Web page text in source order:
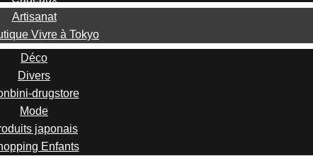
Artisanat
Vivre à Tokyo
Déco
Divers
drugstore
Mode
japonais
Enfants